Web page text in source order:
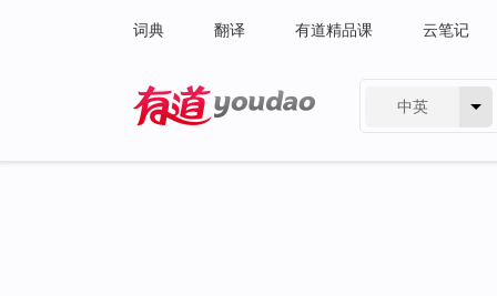
词典 翻译 有道精品课 云笔记
中英